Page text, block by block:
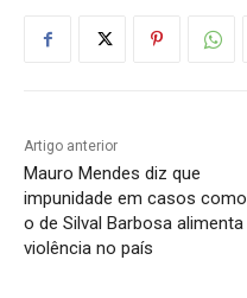
Artigo anterior
Mauro Mendes diz que
impunidade em casos como
o de Silval Barbosa alimenta
violência no país